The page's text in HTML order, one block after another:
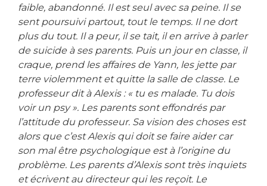
faible, abandonné. Il est seul avec sa peine. Il se
sent poursuivi partout, tout le temps. Il ne dort
plus du tout. Il a peur, il se tait, il en arrive à parler
de suicide à ses parents. Puis un jour en classe, il
craque, prend les affaires de Yann, les jette par
terre violemment et quitte la salle de classe. Le
professeur dit à Alexis : « tu es malade. Tu dois
voir un psy ». Les parents sont effondrés par
l’attitude du professeur. Sa vision des choses est
alors que c’est Alexis qui doit se faire aider car
son mal être psychologique est à l’origine du
problème. Les parents d’Alexis sont très inquiets
et écrivent au directeur qui les reçoit. Le